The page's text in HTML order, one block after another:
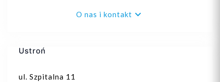
O nas i kontakt 
Ustroń
ul. Szpitalna 11